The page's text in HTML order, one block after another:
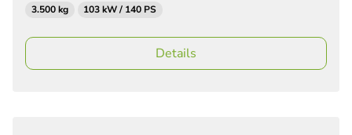
3.500 kg 103 kW / 140 PS
Details